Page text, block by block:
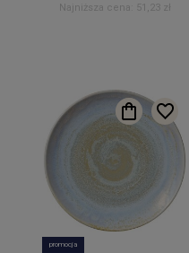
Najniższa cena:
51,23 zł
promocja